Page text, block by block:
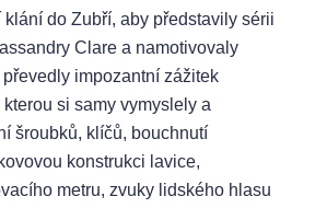
do Zubří, aby představily sérii
Clare a namotivovaly
impozantní zážitek
si samy vymyslely a
šroubků, klíčů, bouchnutí
konstrukci lavice,
metru, zvuky lidského hlasu